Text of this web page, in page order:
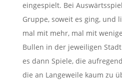
eingespielt. Bei
Gruppe, soweit es ging, und
mal mit mehr, mal mit
Bullen in der jeweiligen
es dann Spiele, die
die an Langeweile kaum zu